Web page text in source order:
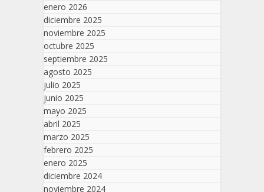
enero 2026
diciembre 2025
noviembre 2025
octubre 2025
septiembre 2025
agosto 2025
julio 2025
junio 2025
mayo 2025
abril 2025
marzo 2025
febrero 2025
enero 2025
diciembre 2024
noviembre 2024